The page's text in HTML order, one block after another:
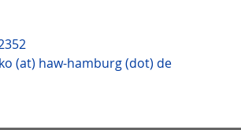
(at) haw-hamburg (dot) de